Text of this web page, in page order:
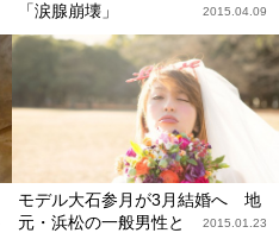
「涙腺崩壊」
2015.04.09
モデル大石参月が3月結婚へ 地
元・浜松の一般男性と
2015.01.23